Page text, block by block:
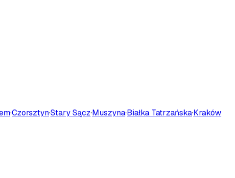
·Czorsztyn·Stary Sącz·Muszyna·Białka Tatrzańska·Kraków